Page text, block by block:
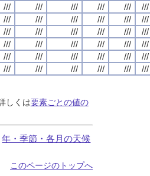
/// /// /// /// ///
///
/// /// /// /// ///
///
/// /// /// /// /// ///
/// /// /// /// ///
///
/// /// /// /// ///
///
/// /// /// /// /// ///
しくは要素ごとの値の
年・季節・各月の天候
このページのトップへ